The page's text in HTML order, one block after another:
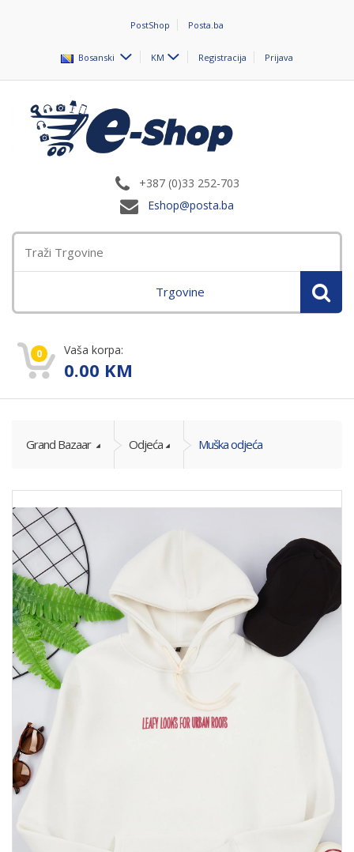
PostShop Posta.ba
Bosanski KM Registracija Prijava
+387 (0)33 252-703
Eshop@posta.ba
Trgovine
0 Vaša korpa:
0.00 KM
Grand Bazaar Odjeća Muška odjeća